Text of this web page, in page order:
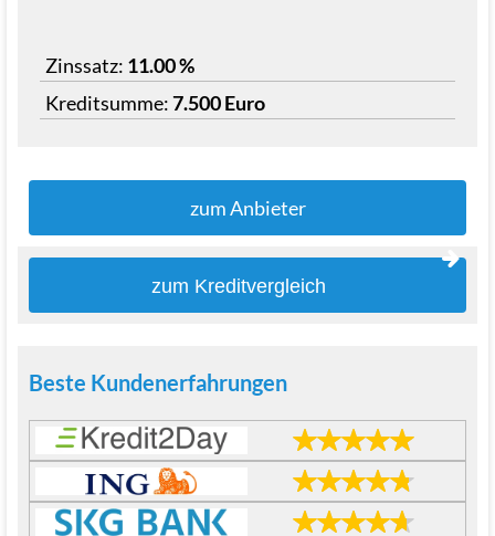
Zinssatz: 11.00 %
Kreditsumme:7.500 Euro
zum Anbieter
zum Kreditvergleich
Beste Kundenerfahrungen